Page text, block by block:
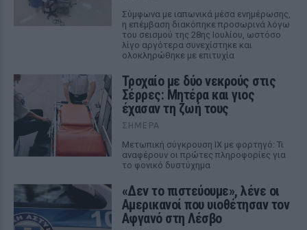
Σύμφωνα με ιαπωνικά μέσα ενημέρωσης,
η επέμβαση διακόπηκε προσωρινά λόγω
του σεισμού της 28ης Ιουλίου, ωστόσο
λίγο αργότερα συνεχίστηκε και
ολοκληρώθηκε με επιτυχία
Τροχαίο με δύο νεκρούς στις
Σέρρες: Μητέρα και γιος
έχασαν τη ζωή τους
ΣΉΜΕΡΑ
Μετωπική σύγκρουση ΙΧ με φορτηγό: Τι
αναφέρουν οι πρώτες πληροφορίες για
το φονικό δυστύχημα
«Δεν το πιστεύουμε», λένε οι
Αμερικανοί που υιοθέτησαν τον
Αφγανό στη Λέσβο